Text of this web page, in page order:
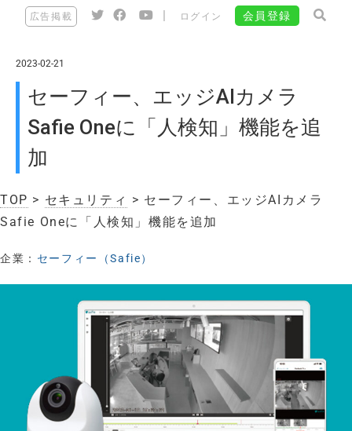
広告掲載 ログイン 会員登録
2023-02-21
セーフィー、エッジAIカメラ
Safie Oneに「人検知」機能を追
加
TOP > セキュリティ > セーフィー、エッジAIカメラ
Safie Oneに「人検知」機能を追加
企業： セーフィー（Safie）